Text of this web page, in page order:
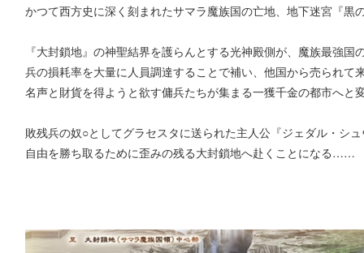
かつて西方史に深く刻まれたサマラ魔族国の亡地、地下迷宮『黒
『大封鎖地』の神聖結界を護らんとする光神殿側が、魔族最強
兵の損耗率を大量に人員調達することで補い、他国から売られて
名声と財貨を得ようと欲す傭兵たちが集まる一獲千金の都市へと
敗残兵の奴○としてグラセスタに送られた主人公『ジェダル・シ
自由を勝ち取るために歪みの残る大封鎖地へ赴くことになる……